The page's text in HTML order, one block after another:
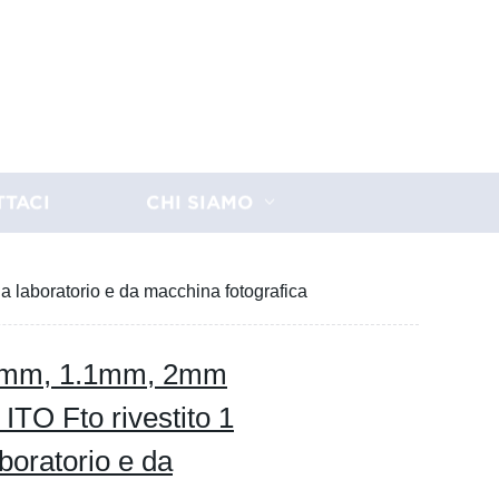
CHI SIAMO
laboratorio e da macchina fotografica
1.1mm, 2mm
Fto rivestito 1
e da